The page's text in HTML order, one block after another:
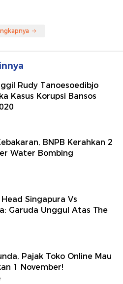
Rudy Tanoesoedibjo
Kasus Korupsi Bansos
BNPB Kerahkan 2
Water Bombing
Singapura Vs
Garuda Unggul Atas The
Pajak Toko Online Mau
1 November!